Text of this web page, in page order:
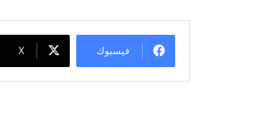
فيسبوك X